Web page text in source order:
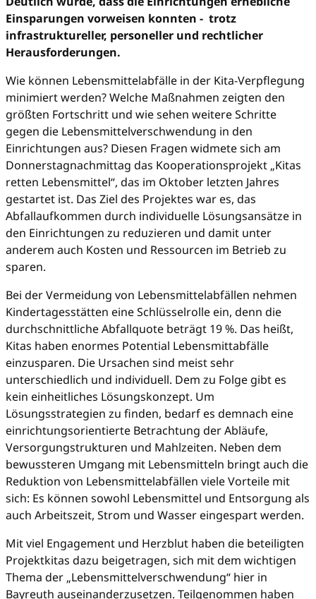
Einsparungen vorweisen konnten - trotz
infrastruktureller, personeller und rechtlicher
Herausforderungen.
Wie können Lebensmittelabfälle in der Kita-Verpflegung
minimiert werden? Welche Maßnahmen zeigten den
größten Fortschritt und wie sehen weitere Schritte
gegen die Lebensmittelverschwendung in den
Einrichtungen aus? Diesen Fragen widmete sich am
Donnerstagnachmittag das Kooperationsprojekt „Kitas
retten Lebensmittel“, das im Oktober letzten Jahres
gestartet ist. Das Ziel des Projektes war es, das
Abfallaufkommen durch individuelle Lösungsansätze in
den Einrichtungen zu reduzieren und damit unter
anderem auch Kosten und Ressourcen im Betrieb zu
sparen.
Bei der Vermeidung von Lebensmittelabfällen nehmen
Kindertagesstätten eine Schlüsselrolle ein, denn die
durchschnittliche Abfallquote beträgt 19 %. Das heißt,
Kitas haben enormes Potential Lebensmittabfälle
einzusparen. Die Ursachen sind meist sehr
unterschiedlich und individuell. Dem zu Folge gibt es
kein einheitliches Lösungskonzept. Um
Lösungsstrategien zu finden, bedarf es demnach eine
einrichtungsorientierte Betrachtung der Abläufe,
Versorgungstrukturen und Mahlzeiten. Neben dem
bewussteren Umgang mit Lebensmitteln bringt auch die
Reduktion von Lebensmittelabfällen viele Vorteile mit
sich: Es können sowohl Lebensmittel und Entsorgung als
auch Arbeitszeit, Strom und Wasser eingespart werden.
Mit viel Engagement und Herzblut haben die beteiligten
Projektkitas dazu beigetragen, sich mit dem wichtigen
Thema der „Lebensmittelverschwendung“ hier in
Bayreuth auseinanderzusetzen. Teilgenommen haben